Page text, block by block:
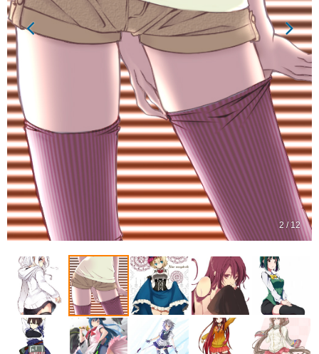
2 / 12